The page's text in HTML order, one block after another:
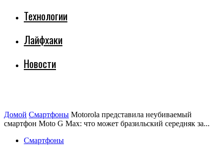
Технологии
Лайфхаки
Новости
Домой Смартфоны Motorola представила неубиваемый
смартфон Moto G Max: что может бразильский середняк за...
Смартфоны